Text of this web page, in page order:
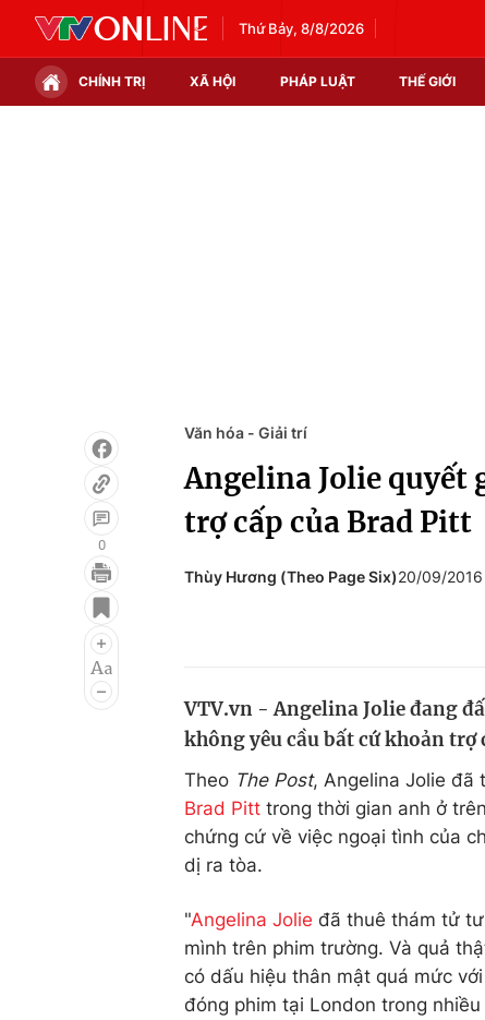
Thứ Bảy, 8/8/2026
CHÍNH TRỊ XÃ HỘI PHÁP LUẬT THẾ GIỚI
Điện ảnh
Âm nhạc
Chất lượng cuộc
0
Văn hóa - Giải trí
Angelina Jolie quyết
trợ cấp của Brad Pitt
Thùy Hương (Theo Page Six)20/09/2016
VTV.vn - Angelina Jolie đang
không yêu cầu bất cứ khoản trợ
Theo The Post, Angelina Jolie đã
Brad Pitt trong thời gian anh ở
chứng cứ về việc ngoại tình của
dị ra tòa.
"Angelina Jolie đã thuê thám tử
mình trên phim trường. Và quả
có dấu hiệu thân mật quá mức
đóng phim tại London trong